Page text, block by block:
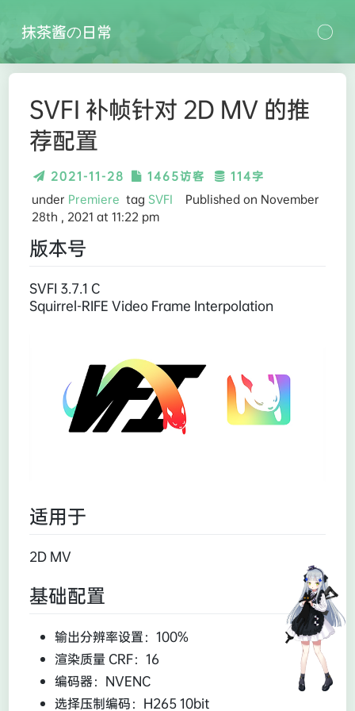
抹茶酱の日常
SVFI 补帧针对 2D MV 的推
荐配置
2021-11-28 1465访客
114字
under Premiere tag SVFI Published on November
28th , 2021 at 11:22 pm
版本号
SVFI 3.7.1 C
Squirrel-RIFE Video Frame Interpolation
适用于
2D MV
基础配置
输出分辨率设置：100%
渲染质量 CRF：16
编码器：NVENC
选择压制编码：H265 10bit